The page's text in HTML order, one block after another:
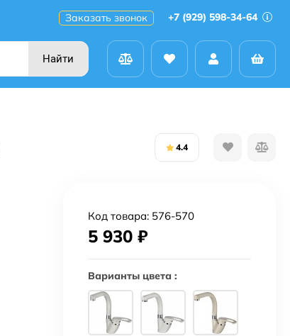
Заказать звонок +7 (929) 598-34-64
Найти
4.4
Код товара: 576-570
5 930 ₽
Варианты цвета :